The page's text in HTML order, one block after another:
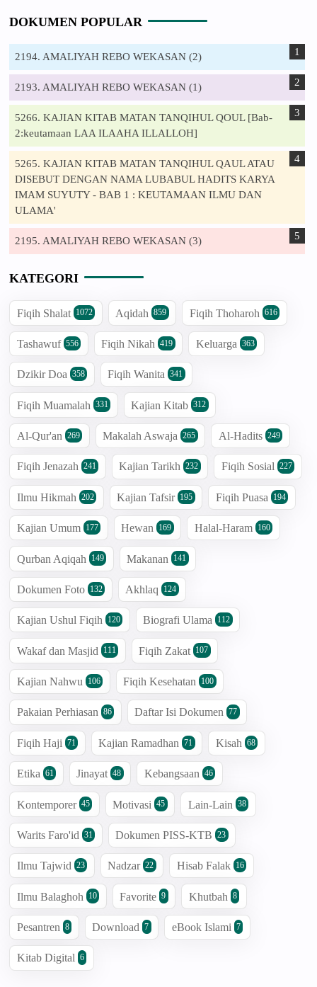
DOKUMEN POPULAR
2194. AMALIYAH REBO WEKASAN (2)
2193. AMALIYAH REBO WEKASAN (1)
5266. KAJIAN KITAB MATAN TANQIHUL QOUL [Bab-
2:keutamaan LAA ILAAHA ILLALLOH]
5265. KAJIAN KITAB MATAN TANQIHUL QAUL ATAU
DISEBUT DENGAN NAMA LUBABUL HADITS KARYA
IMAM SUYUTY - BAB 1 : KEUTAMAAN ILMU DAN
ULAMA'
2195. AMALIYAH REBO WEKASAN (3)
KATEGORI
Fiqih Shalat 1072 Aqidah 859 Fiqih Thoharoh 616
Tashawuf 556 Fiqih Nikah 419 Keluarga 363
Dzikir Doa 358 Fiqih Wanita 341
Fiqih Muamalah 331 Kajian Kitab 312
Al-Qur'an 269 Makalah Aswaja 265 Al-Hadits 249
Fiqih Jenazah 241 Kajian Tarikh 232 Fiqih Sosial 227
Ilmu Hikmah 202 Kajian Tafsir 195 Fiqih Puasa 194
Kajian Umum 177 Hewan 169 Halal-Haram 160
Qurban Aqiqah 149 Makanan 141
Dokumen Foto 132 Akhlaq 124
Kajian Ushul Fiqih 120 Biografi Ulama 112
Wakaf dan Masjid 111 Fiqih Zakat 107
Kajian Nahwu 106 Fiqih Kesehatan 100
Pakaian Perhiasan 86 Daftar Isi Dokumen 77
Fiqih Haji 71 Kajian Ramadhan 71 Kisah 68
Etika 61 Jinayat 48 Kebangsaan 46
Kontemporer 45 Motivasi 45 Lain-Lain 38
Warits Faro'id 31 Dokumen PISS-KTB 23
Ilmu Tajwid 23 Nadzar 22 Hisab Falak 16
Ilmu Balaghoh 10 Favorite 9 Khutbah 8
Pesantren 8 Download 7 eBook Islami 7
Kitab Digital 6